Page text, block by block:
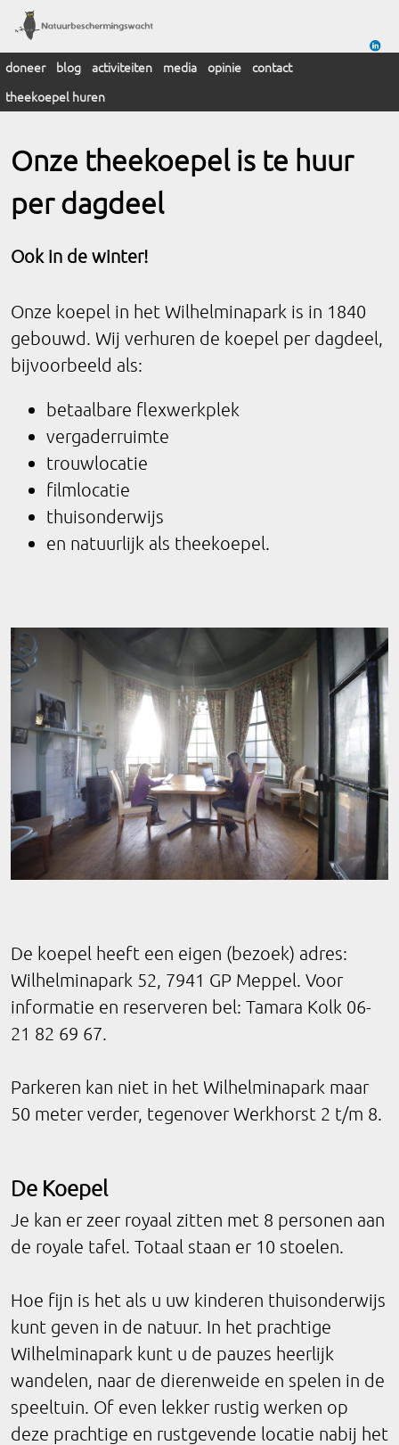
doneer blog activiteiten media opinie contact
theekoepel huren
Onze theekoepel is te huur
per dagdeel
Ook in de winter!
Onze koepel in het Wilhelminapark is in 1840
gebouwd. Wij verhuren de koepel per dagdeel,
bijvoorbeeld als:
betaalbare flexwerkplek
vergaderruimte
trouwlocatie
filmlocatie
thuisonderwijs
en natuurlijk als theekoepel.
De koepel heeft een eigen (bezoek) adres:
Wilhelminapark 52, 7941 GP Meppel. Voor
informatie en reserveren bel: Tamara Kolk 06-
21 82 69 67.
Parkeren kan niet in het Wilhelminapark maar
50 meter verder, tegenover Werkhorst 2 t/m 8.
De Koepel
Je kan er zeer royaal zitten met 8 personen aan
de royale tafel. Totaal staan er 10 stoelen.
Hoe fijn is het als u uw kinderen thuisonderwijs
kunt geven in de natuur. In het prachtige
Wilhelminapark kunt u de pauzes heerlijk
wandelen, naar de dierenweide en spelen in de
speeltuin. Of even lekker rustig werken op
deze prachtige en rustgevende locatie nabij het